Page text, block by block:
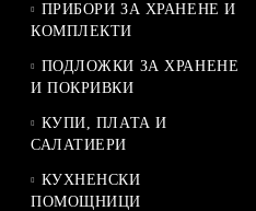
ПРИБОРИ ЗА ХРАНЕНЕ И
КОМПЛЕКТИ
ПОДЛОЖКИ ЗА ХРАНЕНЕ
И ПОКРИВКИ
КУПИ, ПЛАТА И
САЛАТИЕРИ
КУХНЕНСКИ
ПОМОЩНИЦИ